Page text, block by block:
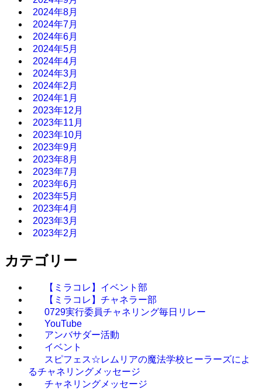
2024年8月
2024年7月
2024年6月
2024年5月
2024年4月
2024年3月
2024年2月
2024年1月
2023年12月
2023年11月
2023年10月
2023年9月
2023年8月
2023年7月
2023年6月
2023年5月
2023年4月
2023年3月
2023年2月
カテゴリー
【ミラコレ】イベント部
【ミラコレ】チャネラー部
0729実行委員チャネリング毎日リレー
YouTube
アンバサダー活動
イベント
スピフェス☆レムリアの魔法学校ヒーラーズによ
るチャネリングメッセージ
チャネリングメッセージ